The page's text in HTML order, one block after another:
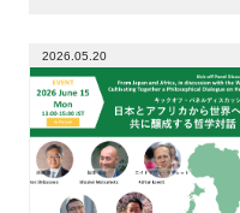
2026.05.20